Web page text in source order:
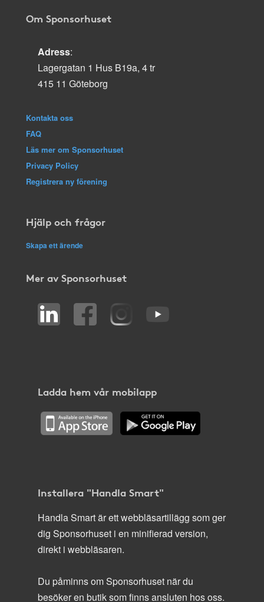
Om Sponsorhuset
Adress:
Lagergatan 1 Hus B19a, 4 tr
415 11 Göteborg
Kontakta oss
FAQ
Läs mer om Sponsorhuset
Privacy Policy
Registrera ny förening
Hjälp och frågor
Skapa ett ärende
Mer av Sponsorhuset
Ladda hem vår mobilapp
Installera "Handla Smart"
Handla Smart är ett webbläsartillägg som ger
dig Sponsorhuset i en minifierad version,
direkt i webbläsaren.
Du påminns om Sponsorhuset när du
besöker en butik som finns ansluten hos oss.